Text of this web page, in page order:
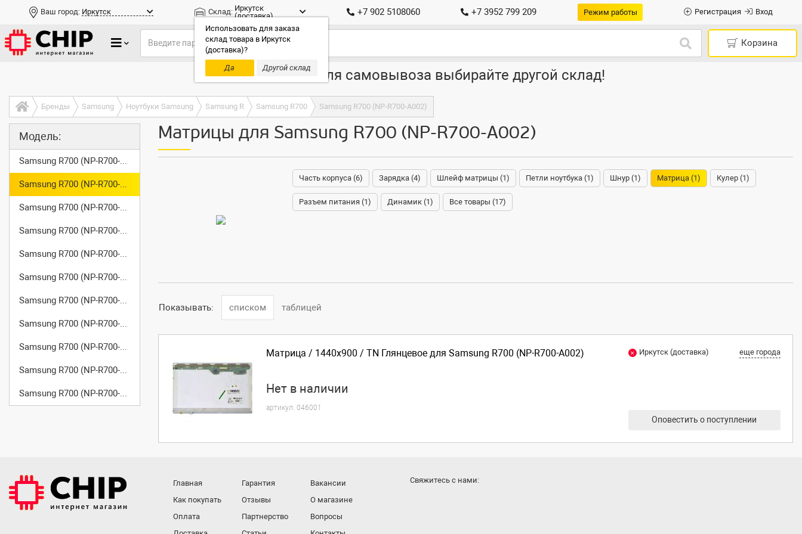
Ваш город: Иркутск Склад: Иркутск
(доставка)
Использовать для заказа
склад товара в Иркутск
(доставка)?
Да
Другой склад
+7 902 5108060 +7 3952 799 209 Режим работы Регистрация Вход
Корзина
Только доставка, для самовывоза выбирайте другой склад!
Бренды Samsung Ноутбуки Samsung Samsung R Samsung R700 Samsung R700 (NP-R700-A002)
Модель:
Samsung R700 (NP-R700-A001)
Samsung R700 (NP-R700-A002)
Samsung R700 (NP-R700-A003)
Samsung R700 (NP-R700-AAA0)
Samsung R700 (NP-R700-AS01)
Samsung R700 (NP-R700-AS02)
Samsung R700 (NP-R700-AS03)
Samsung R700 (NP-R700-F000)
Samsung R700 (NP-R700-FAA0)
Samsung R700 (NP-R700-FS01)
Samsung R700 (NP-R700-FS02)
Матрицы для Samsung R700 (NP-R700-A002)
Часть корпуса (6) Зарядка (4) Шлейф матрицы (1) Петли ноутбука (1) Шнур (1) Матрица (1) Кулер (1)
Разъем питания (1) Динамик (1) Все товары (17)
Показывать: списком таблицей
Матрица / 1440x900 / TN Глянцевое для Samsung R700 (NP-R700-A002)
Нет в наличии
артикул: 046001
Иркутск (доставка) еще города
Оповестить о поступлении
Главная
Как покупать
Оплата
Гарантия
Отзывы
Партнерство
Вакансии
О магазине
Вопросы
Cвяжитесь с нами: